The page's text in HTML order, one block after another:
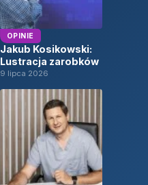
OPINIE
Jakub Kosikowski:
Lustracja zarobków
9 lipca 2026